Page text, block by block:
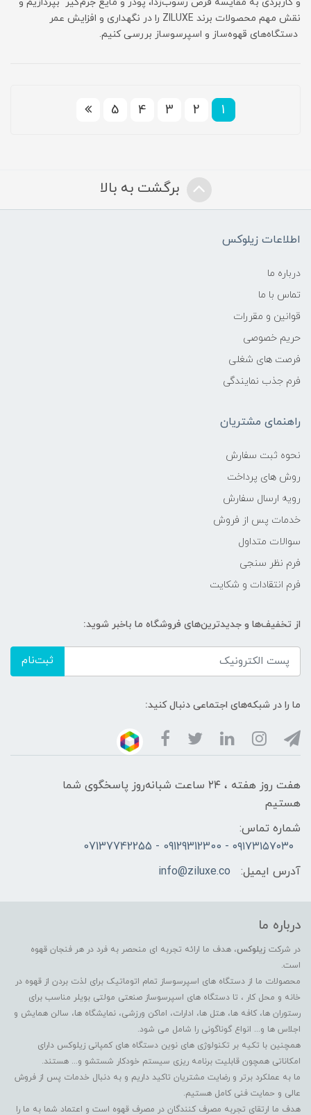
نقش مهم محصولات برند ZILUXE را در نگهداری و افزایش عمر
دستگاه‌های قهوه‌ساز و اسپرسوساز بررسی کنیم.
1
2
3
4
5
برگشت به بالا
اطلاعات زیلوکس
درباره ما
تماس با ما
قوانین و مقررات
حریم خصوصی
فرصت های شغلی
فرم جذب نمایندگی
راهنمای مشتریان
نحوه ثبت سفارش
روش های پرداخت
رویه ارسال سفارش
خدمات پس از فروش
سوالات متداول
فرم نظر سنجی
فرم انتقادات و شکایت
از تخفیف‌ها و جدیدترین‌های فروشگاه ما باخبر شوید:
ثبت‌نام
ما را در شبکه‌های اجتماعی دنبال کنید:
هفت روز هفته ، ۲۴ ساعت شبانه‌روز پاسخگوی شما
هستیم
شماره تماس:
۰۹۱۷۳۱۵۷۰۳۰ - 09129312300 - 07137742255
آدرس ایمیل:
info@ziluxe.co
درباره ما
در شرکت زیلوکس، هدف ما ارائه تجربه ای منحصر به فرد در هر فنجان قهوه
است.
محصولات ما از دستگاه های اسپرسوساز تمام اتوماتیک برای لذت بردن از قهوه در
خانه و محل کار ، تا دستگاه های اسپرسوساز صنعتی مولتی بویلر مناسب برای
رستوران ها، کافه ها، هتل ها، ادارات، اماکن ورزشی، نمایشگاه ها، سالن همایش و
اجلاس ها و... انواع گوناگونی را شامل می شود.
همچنین با تکیه بر تکنولوژی های نوین دستگاه های کمپانی زیلوکس دارای
امکاناتی همچون قابلیت برنامه ریزی سیستم خودکار شستشو و... هستند.
ما به عملکرد برتر و رضایت مشتریان تاکید داریم و به دنبال خدمات پس از فروش
عالی و حمایت فنی کامل هستیم.
هدف ما ارتقای تجربه مصرف کنندگان در مصرف قهوه است و اعتماد شما به ما را